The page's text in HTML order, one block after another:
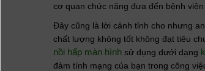
cơ quan chức năng đưa đến bệnh
Đây cũng là lời cảnh tỉnh cho nhưng
chất lượng không tốt không đạt tiêu
nồi hấp màn hình sử dụng dưới dạng
đảm tính mạng của bạn trong công